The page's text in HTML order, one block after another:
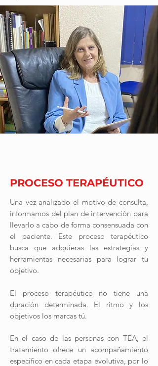
PROCESO TERAPÉUTICO
Una vez analizado el motivo de consulta,
informamos del plan de intervención para
llevarlo a cabo de forma consensuada con
el paciente. Este proceso terapéutico
busca que adquieras las estrategias y
herramientas necesarias para lograr tu
objetivo.
El proceso terapéutico no tiene una
duración determinada. El ritmo y los
objetivos los marcas tú.
En el caso de las personas con TEA, el
tratamiento ofrece un acompañamiento
específico en cada etapa evolutiva, por lo